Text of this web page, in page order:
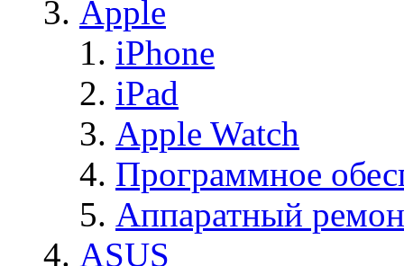
Apple
iPhone
iPad
Apple Watch
Программное
Аппаратный
ASUS